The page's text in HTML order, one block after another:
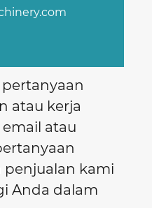
atau kerja
atau
penjualan kami
Anda dalam